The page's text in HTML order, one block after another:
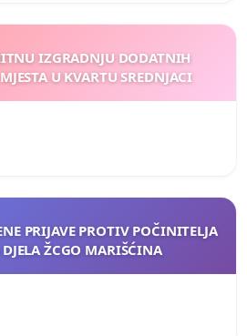
IZGRADNJU DODATNIH
U KVARTU SREDNJACI
PRIJAVE PROTIV POČINITELJA
ŽCGO MARIŠĆINA